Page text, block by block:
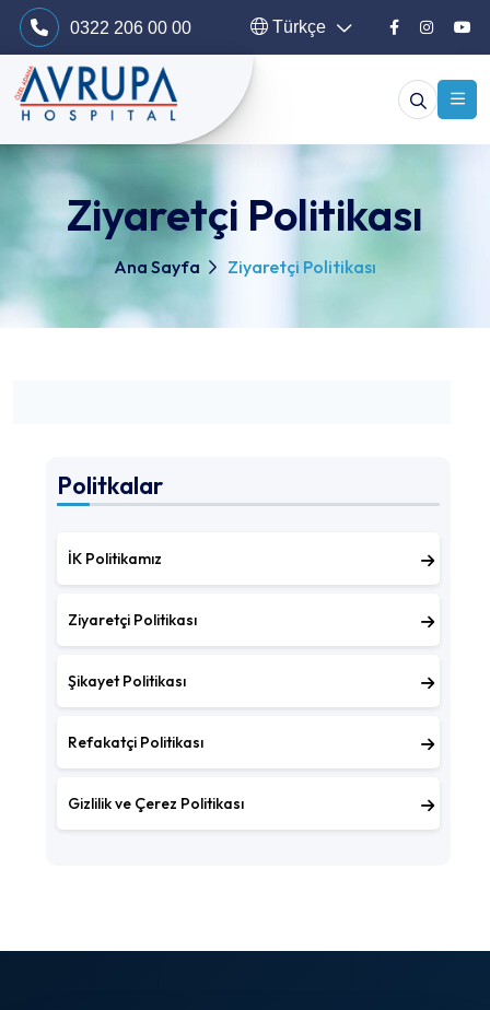
0322 206 00 00 Türkçe
Ziyaretçi Politikası
Ana Sayfa Ziyaretçi Politikası
Politkalar
İK Politikamız
Ziyaretçi Politikası
Şikayet Politikası
Refakatçi Politikası
Gizlilik ve Çerez Politikası